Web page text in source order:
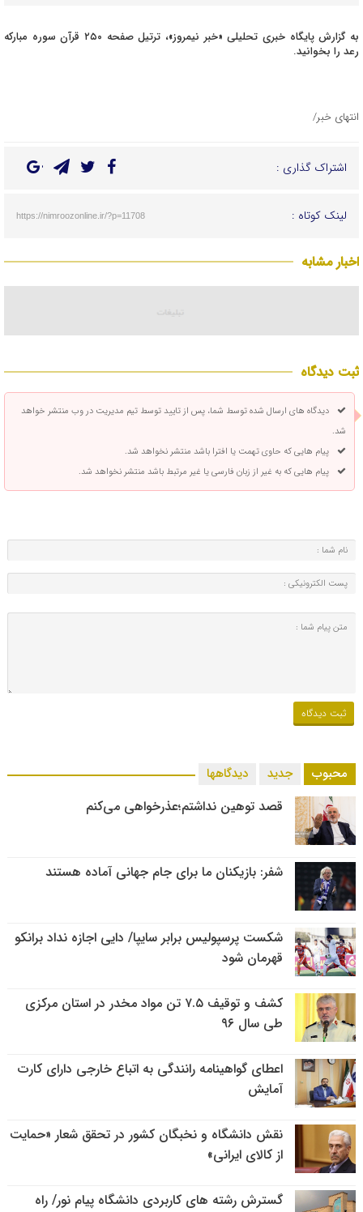
به گزارش پایگاه خبری تحلیلی «خبر نیمروز»، ترتیل صفحه ۲۵۰ قرآن سوره مبارکه
رعد را بخوانید.
انتهای خبر/
اشتراک گذاری :
لینک کوتاه : https://nimroozonline.ir/?p=11708
اخبار مشابه
ثبت دیدگاه
دیدگاه های ارسال شده توسط شما، پس از تایید توسط تیم مدیریت در وب منتشر خواهد
شد.
پیام هایی که حاوی تهمت یا افترا باشد منتشر نخواهد شد.
پیام هایی که به غیر از زبان فارسی یا غیر مرتبط باشد منتشر نخواهد شد.
محبوب جدید دیدگاهها
قصد توهین نداشتم؛عذرخواهی می‌کنم
شفر: بازیکنان ما برای جام جهانی آماده هستند
شکست پرسپولیس برابر سایپا/ دایی اجازه نداد برانکو
قهرمان شود
کشف و توقیف ۷.۵ تن مواد مخدر در استان مرکزی
طی سال ۹۶
اعطای گواهینامه رانندگی به اتباع خارجی دارای کارت
آمایش
نقش دانشگاه و نخبگان کشور در تحقق شعار «حمایت
از کالای ایرانی»
گسترش رشته های کاربردی دانشگاه پیام نور/ راه